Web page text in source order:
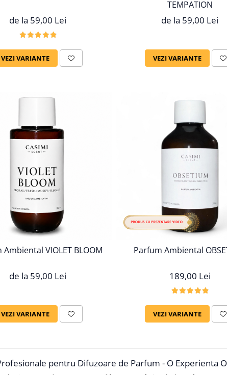
de la 59,00 Lei
VEZI VARIANTE
TEMPATION
de la 59,00 Lei
VEZI VARIANTE
VIOLET BLOOM
de la 59,00 Lei
VEZI VARIANTE
Parfum Ambiental
189,00 Lei
VEZI VARIANTE
pentru Difuzoare de Parfum - O Experienta